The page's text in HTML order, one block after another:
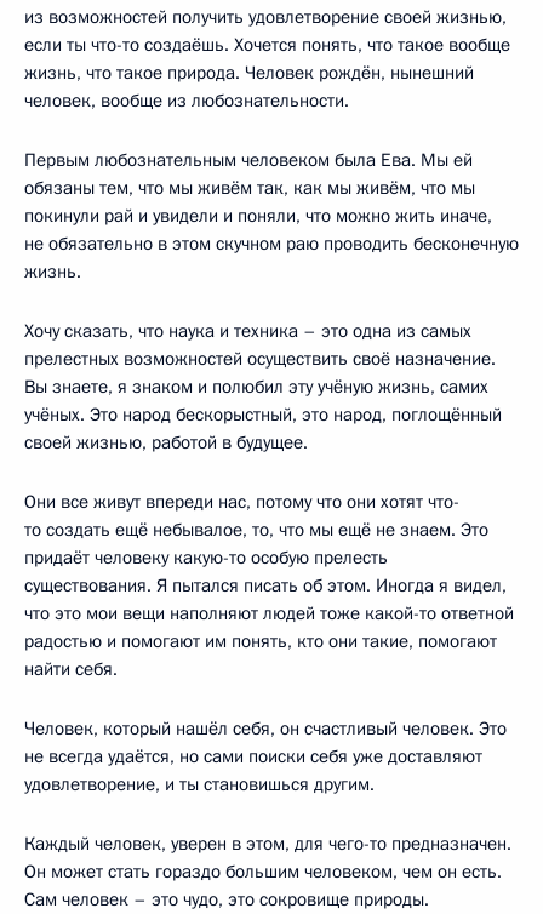
из возможностей получить удовлетворение своей жизнью,
если ты что-то создаёшь. Хочется понять, что такое вообще
жизнь, что такое природа. Человек рождён, нынешний
человек, вообще из любознательности.
Первым любознательным человеком была Ева. Мы ей
обязаны тем, что мы живём так, как мы живём, что мы
покинули рай и увидели и поняли, что можно жить иначе,
не обязательно в этом скучном раю проводить бесконечную
жизнь.
Хочу сказать, что наука и техника – это одна из самых
прелестных возможностей осуществить своё назначение.
Вы знаете, я знаком и полюбил эту учёную жизнь, самих
учёных. Это народ бескорыстный, это народ, поглощённый
своей жизнью, работой в будущее.
Они все живут впереди нас, потому что они хотят что-
то создать ещё небывалое, то, что мы ещё не знаем. Это
придаёт человеку какую-то особую прелесть
существования. Я пытался писать об этом. Иногда я видел,
что это мои вещи наполняют людей тоже какой-то ответной
радостью и помогают им понять, кто они такие, помогают
найти себя.
Человек, который нашёл себя, он счастливый человек. Это
не всегда удаётся, но сами поиски себя уже доставляют
удовлетворение, и ты становишься другим.
Каждый человек, уверен в этом, для чего-то предназначен.
Он может стать гораздо большим человеком, чем он есть.
Сам человек – это чудо, это сокровище природы.